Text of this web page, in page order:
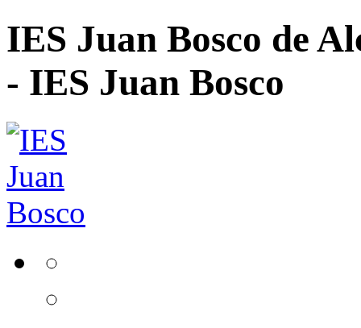
IES Juan Bosco de
- IES Juan Bosco